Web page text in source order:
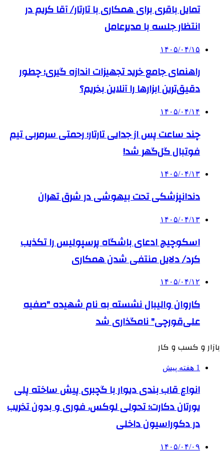
تمایل باقری برای همکاری با تارتار/ آقا کریم در
انتظار جلسه با مدیرعامل
۱۴۰۵/۰۴/۱۵
راهنمای جامع خرید تجهیزات اندازه گیری؛ چطور
دقیق‌ترین ابزارها را آنلاین بخریم؟
۱۴۰۵/۰۴/۱۴
چند ساعت پس از جدایی تارتار؛ رحمتی سرمربی تیم
فوتبال گل‌گهر شد!
۱۴۰۵/۰۴/۱۳
دندانپزشکی تحت بیهوشی در شرق تهران
۱۴۰۵/۰۴/۱۳
اسکوچیچ ادعای باشگاه پرسپولیس را تکذیب
کرد/ دلایل منتفی شدن همکاری
۱۴۰۵/۰۴/۱۲
کاروان والیبال نشسته به نام شهیده "صفیه
علی‌قورچی" نامگذاری شد
بازار و کسب و کار
1 هفته پیش
انواع قاب بندی دیوار با گچبری پیش ساخته پلی
یورتان دکارت؛ تحولی لوکس، فوری و بدون تخریب
در دکوراسیون داخلی
۱۴۰۵/۰۴/۰۹